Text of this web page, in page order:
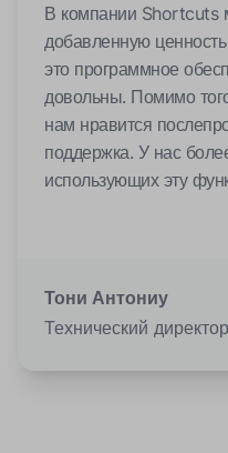
В компании Shortcuts
добавленную
это программное
довольны. Помимо
нам нравится
поддержка. У нас
использующих эту
Тони Антониу
Технический